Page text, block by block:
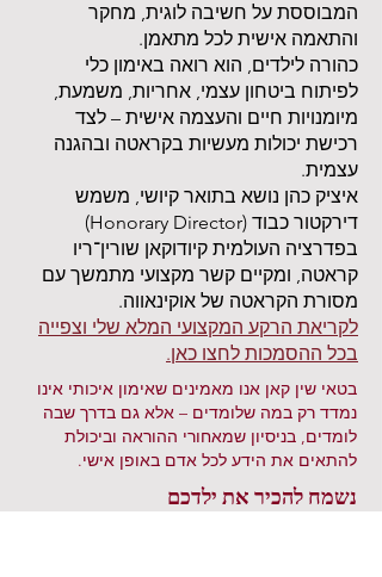
המבוססת על חשיבה לוגית, מחקר
והתאמה אישית לכל מתאמן.
כהורה לילדים, הוא רואה באימון כלי
לפיתוח ביטחון עצמי, אחריות, משמעת,
מיומנויות חיים והעצמה אישית – לצד
רכישת יכולות מעשיות בקראטה ובהגנה
עצמית.
איציק כהן נושא בתואר קיושי, משמש
דירקטור כבוד (Honorary Director)
בפדרציה העולמית קיודוקאן שורין־ריו
קראטה, ומקיים קשר מקצועי מתמשך עם
מסורת הקראטה של אוקינאווה.
לקריאת הרקע המקצועי המלא שלי וצפייה
בכל ההסמכות לחצו כאן.
בטאי שין קאן אנו מאמינים שאימון איכותי אינו
נמדד רק במה שלומדים – אלא גם בדרך שבה
לומדים, בניסיון שמאחורי ההוראה וביכולת
להתאים את הידע לכל אדם באופן אישי.
נשמח להכיר את ילדכם